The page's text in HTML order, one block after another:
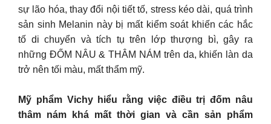
sự lão hóa, thay đổi nội tiết tố, stress kéo dài, quá trình
sản sinh Melanin này bị mất kiểm soát khiến các hắc
tố di chuyển và tích tụ trên lớp thượng bì, gây ra
những ĐỐM NÂU & THÂM NÁM trên da, khiến làn da
trở nên tối màu, mất thẩm mỹ.
Mỹ phẩm Vichy hiểu rằng việc điều trị đốm nâu
thâm nám khá mất thời gian và cần sản phẩm